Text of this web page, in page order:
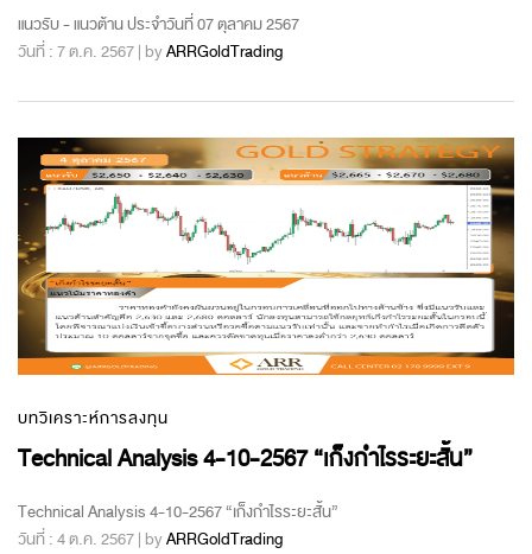
แนวรับ - แนวต้าน ประจำวันที่ 07 ตุลาคม 2567
วันที่ : 7 ต.ค. 2567 | byARRGoldTrading
บทวิเคราะห์การลงทุน
Technical Analysis 4-10-2567 “เก็งกำไรระยะสั้น”
Technical Analysis 4-10-2567 “เก็งกำไรระยะสั้น”
วันที่ : 4 ต.ค. 2567 | byARRGoldTrading